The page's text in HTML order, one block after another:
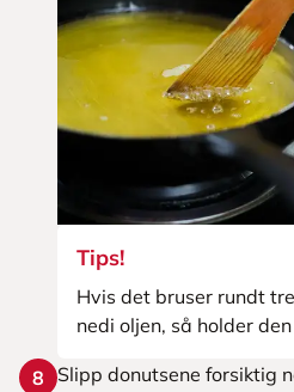
Tips!
Hvis det bruser rundt
nedi oljen, så holder
8
Slipp donutsene forsiktig